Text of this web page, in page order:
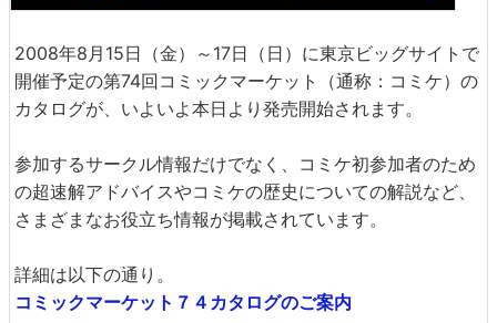
2008年8月15日（金）～17日（日）に東京ビッグサイトで
開催予定の第74回コミックマーケット（通称：コミケ）の
カタログが、いよいよ本日より発売開始されます。
参加するサークル情報だけでなく、コミケ初参加者のため
の超速解アドバイスやコミケの歴史についての解説など、
さまざまなお役立ち情報が掲載されています。
詳細は以下の通り。
コミックマーケット７４カタログのご案内